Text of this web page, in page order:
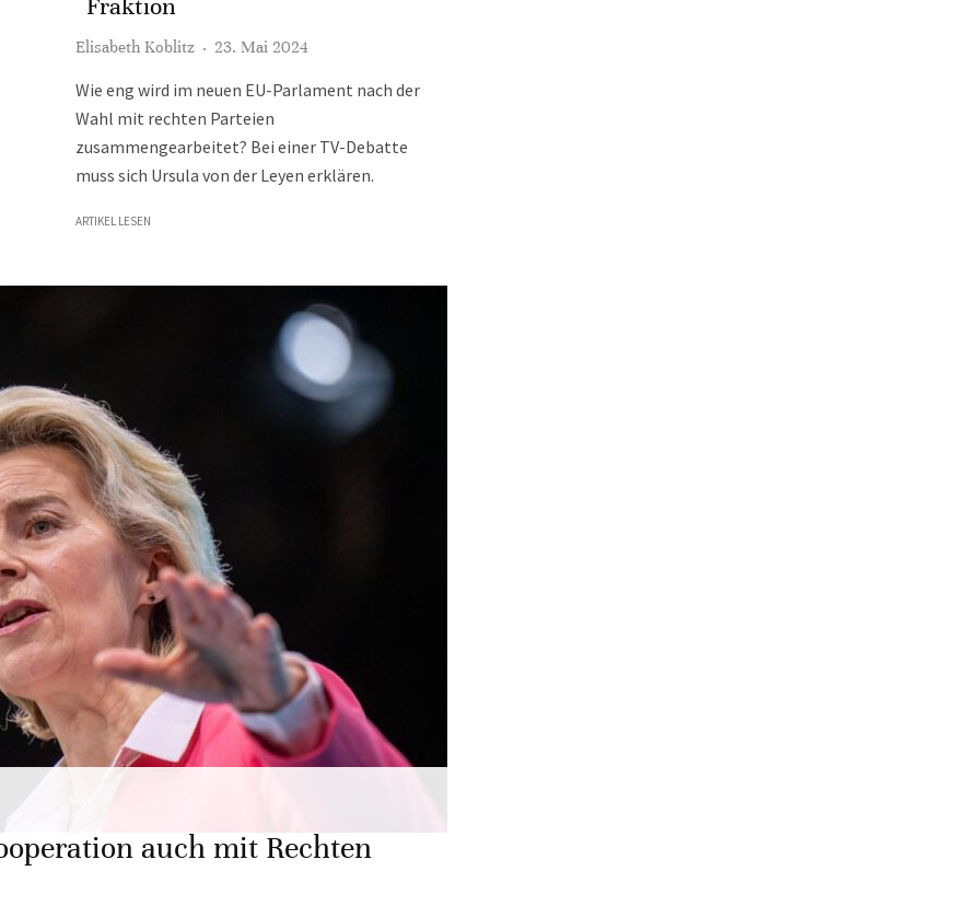
Fraktion
Elisabeth Koblitz · 23. Mai 2024
Wie eng wird im neuen EU-Parlament nach der
Wahl mit rechten Parteien
zusammengearbeitet? Bei einer TV-Debatte
muss sich Ursula von der Leyen erklären.
ARTIKEL LESEN
auch mit Rechten